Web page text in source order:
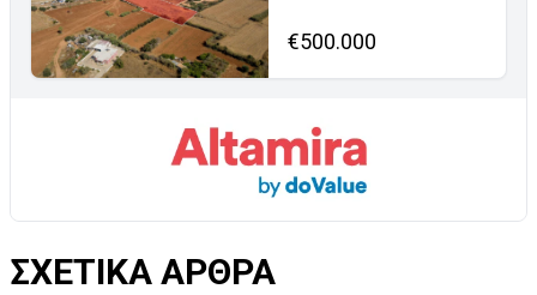
€500.000
ΣΧΕΤΙΚΑ ΑΡΘΡΑ